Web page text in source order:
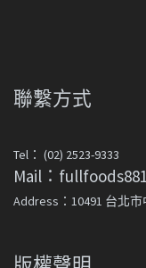
聯繫方式
Tel： (02) 2523-9333
Mail：
Address：10491 台北